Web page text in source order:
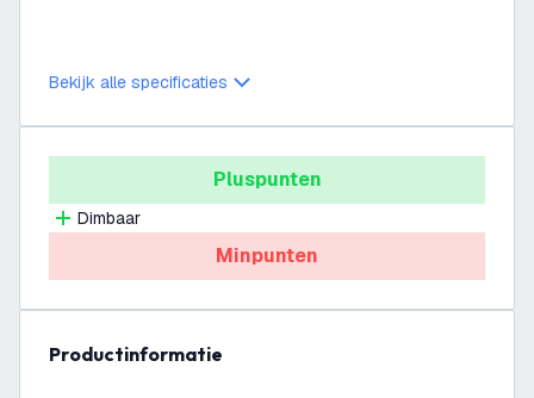
Bekijk alle specificaties
Pluspunten
Dimbaar
Minpunten
productinformatie